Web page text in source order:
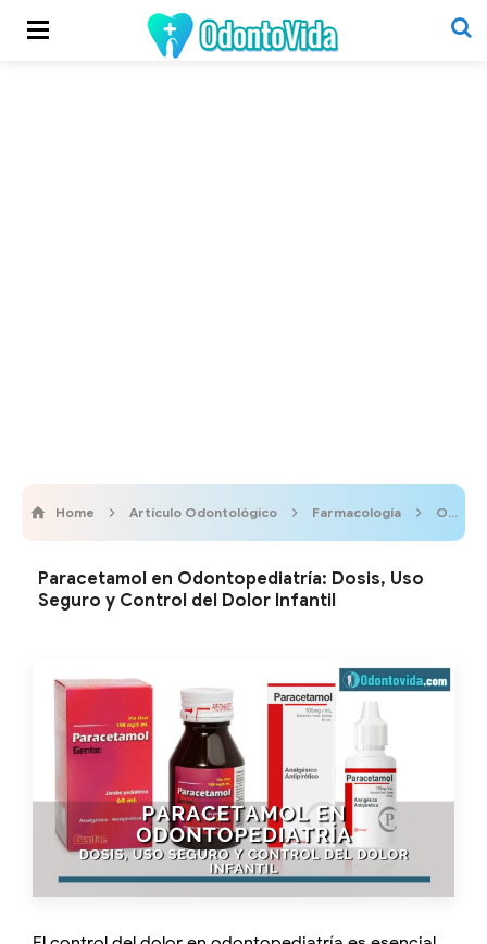
Home Artículo Odontológico Farmacología Odontobebe
Paracetamol en Odontopediatría: Dosis, Uso
Seguro y Control del Dolor Infantil